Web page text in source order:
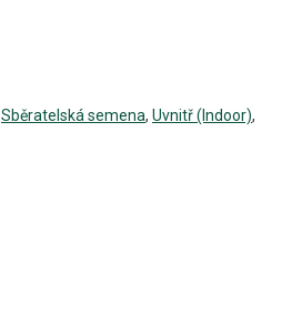
Sběratelská semena, Uvnitř (Indoor),